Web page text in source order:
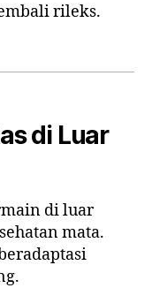
rileks.
di Luar
di luar
mata.